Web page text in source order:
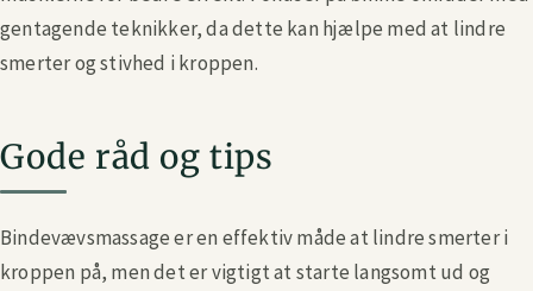
gentagende teknikker, da dette kan hjælpe med at lindre
smerter og stivhed i kroppen.
Gode råd og tips
Bindevævsmassage er en effektiv måde at lindre smerter i
kroppen på, men det er vigtigt at starte langsomt ud og